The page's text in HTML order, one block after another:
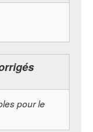
pour le